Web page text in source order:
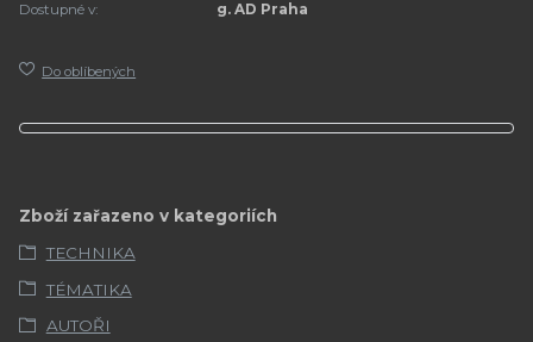
Dostupné v:
g. AD Praha
Do oblíbených
Zboží zařazeno v kategoriích
TECHNIKA
TÉMATIKA
AUTOŘI